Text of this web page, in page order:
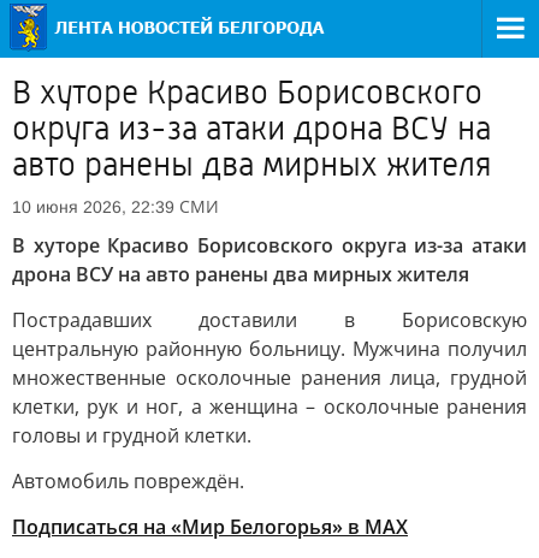
В хуторе Красиво Борисовского
округа из-за атаки дрона ВСУ на
авто ранены два мирных жителя
10 июня 2026, 22:39 СМИ
В хуторе Красиво Борисовского округа из-за атаки
дрона ВСУ на авто ранены два мирных жителя
Пострадавших доставили в Борисовскую
центральную районную больницу. Мужчина получил
множественные осколочные ранения лица, грудной
клетки, рук и ног, а женщина – осколочные ранения
головы и грудной клетки.
Автомобиль повреждён.
Подписаться на «Мир Белогорья» в MAX